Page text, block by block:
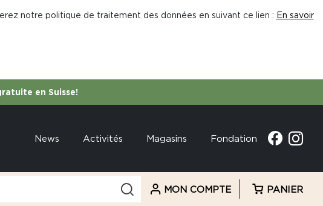
notre politique de traitement des données en suivant ce lien : En savoir
en Suisse!
News Activités Magasins Fondation
MON COMPTE PANIER